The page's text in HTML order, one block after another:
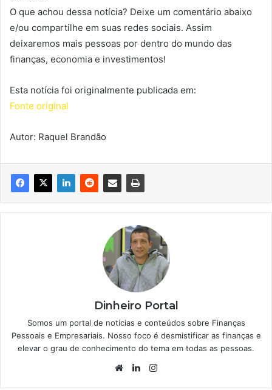
O que achou dessa notícia? Deixe um comentário abaixo
e/ou compartilhe em suas redes sociais. Assim
deixaremos mais pessoas por dentro do mundo das
finanças, economia e investimentos!
Esta notícia foi originalmente publicada em:
Fonte original
Autor: Raquel Brandão
Dinheiro Portal
Somos um portal de notícias e conteúdos sobre Finanças
Pessoais e Empresariais. Nosso foco é desmistificar as finanças e
elevar o grau de conhecimento do tema em todas as pessoas.
WebsiteLinkedin